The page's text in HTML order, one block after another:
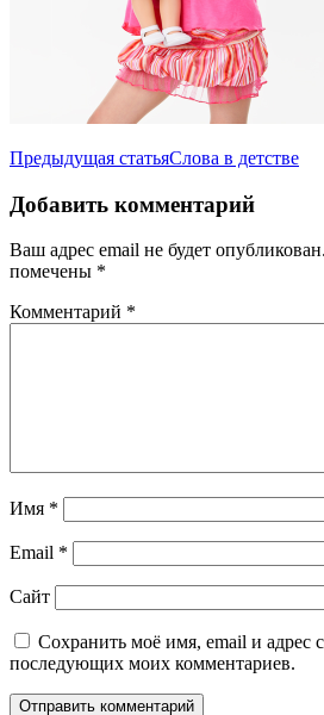
Навигация
по
записям
Предыдущая статьяСлова в детстве
Добавить комментарий
Ваш адрес email не будет опубликован.
помечены *
Комментарий *
Имя *
Email *
Сайт
Сохранить моё имя, email и адрес
последующих моих комментариев.